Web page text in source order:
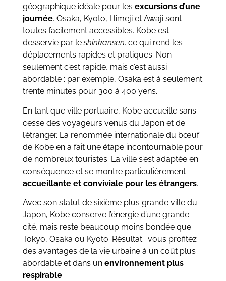
géographique idéale pour les excursions d’une
journée. Osaka, Kyoto, Himeji et Awaji sont
toutes facilement accessibles. Kobe est
desservie par leshinkansen, ce qui rend les
déplacements rapides et pratiques. Non
seulement c’est rapide, mais c’est aussi
abordable : par exemple, Osaka est à seulement
trente minutes pour 300 à 400 yens.
En tant que ville portuaire, Kobe accueille sans
cesse des voyageurs venus du Japon et de
l’étranger. La renommée internationale du bœuf
de Kobe en a fait une étape incontournable pour
de nombreux touristes. La ville s’est adaptée en
conséquence et se montre particulièrement
accueillante et conviviale pour les étrangers.
Avec son statut de sixième plus grande ville du
Japon, Kobe conserve l’énergie d’une grande
cité, mais reste beaucoup moins bondée que
Tokyo, Osaka ou Kyoto. Résultat : vous profitez
des avantages de la vie urbaine à un coût plus
abordable et dans un environnement plus
respirable.